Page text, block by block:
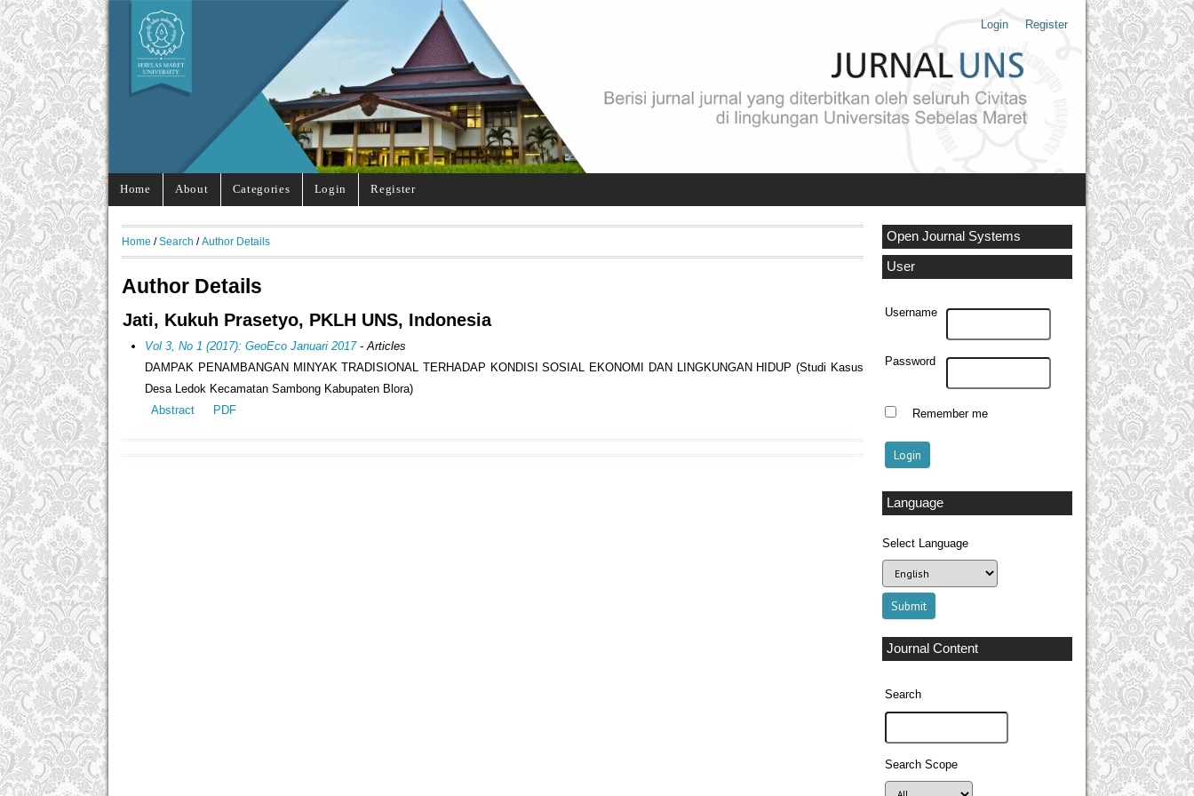
Login Register
Home About Categories Login Register
Open Journal Systems
User
Username
Password
Remember me
Language
Select Language
Journal Content
Search
Search Scope
Home / Search / Author Details
Author Details
Jati, Kukuh Prasetyo, PKLH UNS, Indonesia
Vol 3, No 1 (2017): GeoEco Januari 2017- Articles
DAMPAK PENAMBANGAN MINYAK TRADISIONAL TERHADAP KONDISI SOSIAL EKONOMI DAN LINGKUNGAN HIDUP (Studi Kasus
Desa Ledok Kecamatan Sambong Kabupaten Blora)
Abstract
PDF